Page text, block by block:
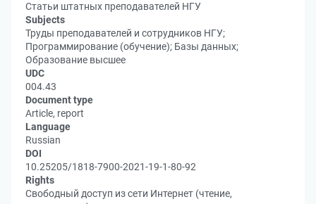
Статьи штатных преподавателей НГУ
Subjects
Труды преподавателей и сотрудников НГУ;
Программирование (обучение); Базы данных;
Образование высшее
UDC
004.43
Document type
Article, report
Language
Russian
DOI
10.25205/1818-7900-2021-19-1-80-92
Rights
Свободный доступ из сети Интернет (чтение,